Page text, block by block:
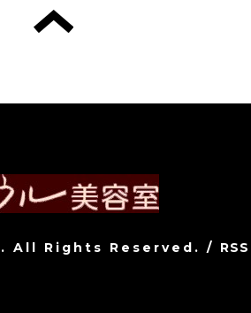
. All Rights Reserved. / RSS